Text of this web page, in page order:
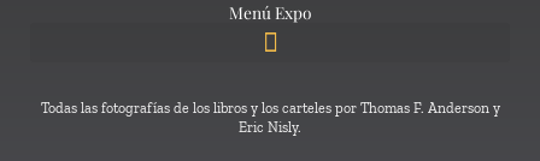
Menú Expo
Todas las fotografías de los libros y los carteles por Thomas F. Anderson y
Eric Nisly.